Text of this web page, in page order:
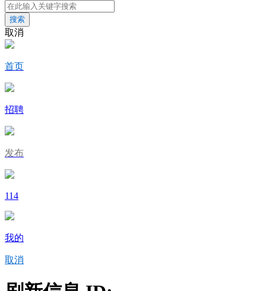
搜索
取消
首页
招聘
发布
114
我的
取消